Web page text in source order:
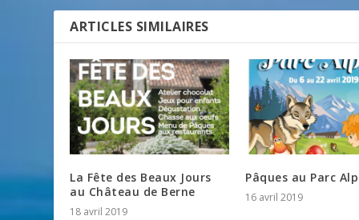
ARTICLES SIMILAIRES
La Fête des Beaux Jours
au Château de Berne
18 avril 2019
Pâques au Parc
16 avril 2019